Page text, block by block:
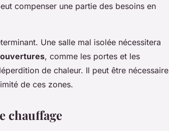
compenser une partie des besoins en
Une salle mal isolée nécessitera
ouvertures, comme les portes et les
de chaleur. Il peut être nécessaire
de ces zones.
chauffage